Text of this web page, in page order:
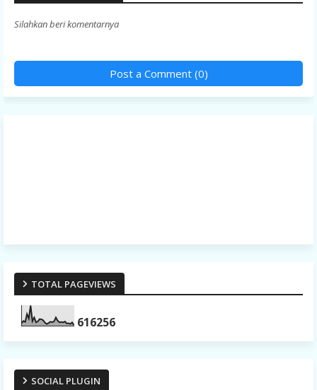
Silahkan beri komentarnya
Post a Comment (0)
TOTAL PAGEVIEWS
616256
SOCIAL PLUGIN